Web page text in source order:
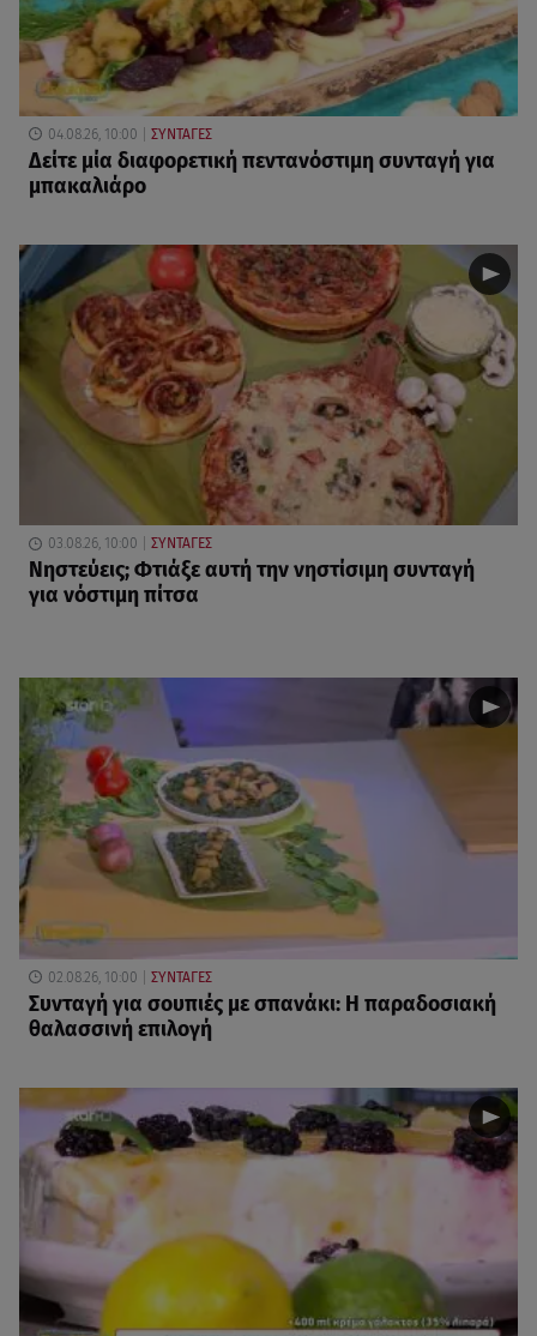
04.08.26, 10:00 ΣΥΝΤΑΓΕΣ
Δείτε μία διαφορετική πεντανόστιμη συνταγή για
μπακαλιάρο
03.08.26, 10:00 ΣΥΝΤΑΓΕΣ
Νηστεύεις; Φτιάξε αυτή την νηστίσιμη συνταγή
για νόστιμη πίτσα
02.08.26, 10:00 ΣΥΝΤΑΓΕΣ
Συνταγή για σουπιές με σπανάκι: Η παραδοσιακή
θαλασσινή επιλογή